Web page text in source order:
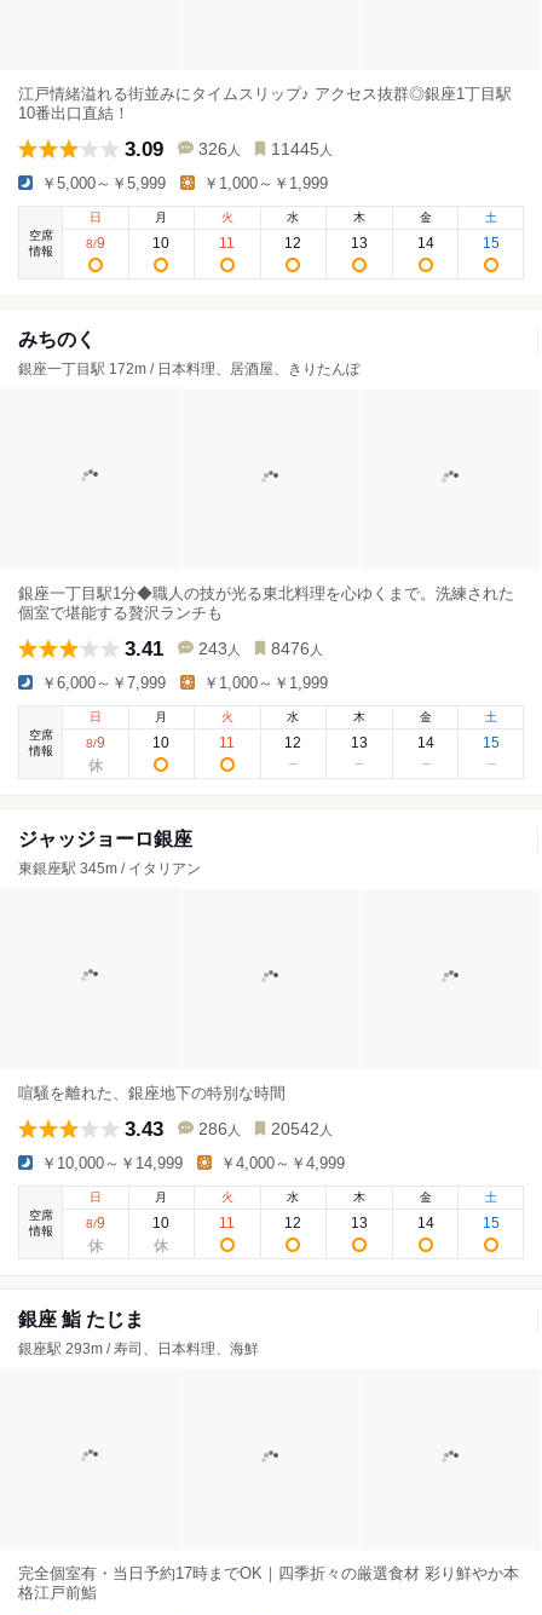
江戸情緒溢れる街並みにタイムスリップ♪ アクセス抜群◎銀座1丁目駅
10番出口直結！
3.09 326 人 11445 人
￥5,000～￥5,999 ￥1,000～￥1,999
空席
情報
日
8/9
月
10
火
11
水
12
木
13
金
14
土
15
みちのく
銀座一丁目駅 172m / 日本料理、居酒屋、きりたんぽ
銀座一丁目駅1分◆職人の技が光る東北料理を心ゆくまで。洗練された
個室で堪能する贅沢ランチも
3.41 243 人 8476 人
￥6,000～￥7,999 ￥1,000～￥1,999
空席
情報
日
8/9
月
10
火
11
水
12
木
13
金
14
土
15
ジャッジョーロ銀座
東銀座駅 345m / イタリアン
喧騒を離れた、銀座地下の特別な時間
3.43 286 人 20542 人
￥10,000～￥14,999 ￥4,000～￥4,999
空席
情報
日
8/9
月
10
火
11
水
12
木
13
金
14
土
15
銀座 鮨 たじま
銀座駅 293m / 寿司、日本料理、海鮮
完全個室有・当日予約17時までOK｜四季折々の厳選食材 彩り鮮やか本
格江戸前鮨